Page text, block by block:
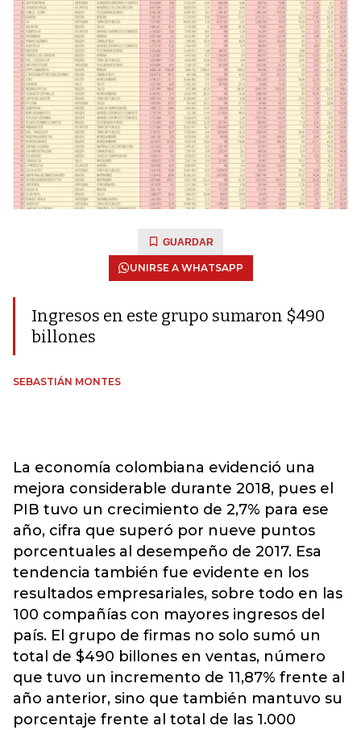
GUARDAR
UNIRSE A WHATSAPP
Ingresos en este grupo sumaron $490
billones
SEBASTIÁN MONTES
La economía colombiana evidenció una
mejora considerable durante 2018, pues el
PIB tuvo un crecimiento de 2,7% para ese
año, cifra que superó por nueve puntos
porcentuales al desempeño de 2017. Esa
tendencia también fue evidente en los
resultados empresariales, sobre todo en las
100 compañías con mayores ingresos del
país. El grupo de firmas no solo sumó un
total de $490 billones en ventas, número
que tuvo un incremento de 11,87% frente al
año anterior, sino que también mantuvo su
porcentaje frente al total de las 1.000